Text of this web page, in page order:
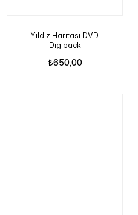
Yildiz Haritasi DVD
Digipack
₺650,00